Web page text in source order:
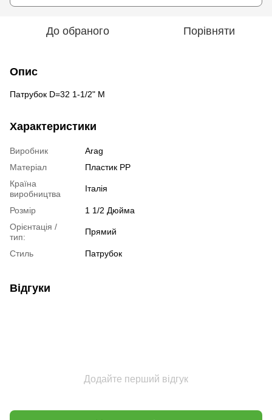
До обраного Порівняти
Опис
Патрубок D=32 1-1/2" М
Характеристики
Виробник
Arag
Матеріал
Пластик РР
Країна
виробництва
Італія
Розмір
1 1/2 Дюйма
Орієнтація /
тип:
Прямий
Стиль Патрубок
Відгуки
Додайте перший відгук